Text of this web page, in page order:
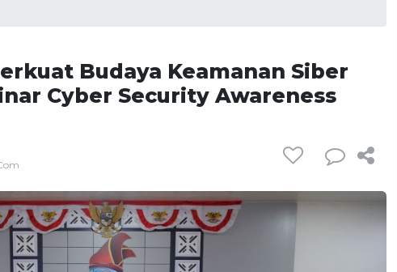
Budaya Keamanan Siber
Cyber Security Awareness